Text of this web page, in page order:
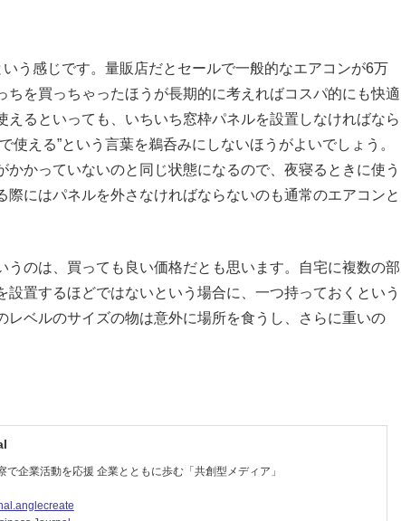
いう感じです。量販店だとセールで一般的なエアコンが6万
ちを買っちゃったほうが長期的に考えればコスパ的にも快適
えるといっても、いちいち窓枠パネルを設置しなければなら
使える”という言葉を鵜呑みにしないほうがよいでしょう。
かかっていないのと同じ状態になるので、夜寝るときに使う
にはパネルを外さなければならないのも通常のエアコンと
のは、買っても良い価格だとも思います。自宅に複数の部
設置するほどではないという場合に、一つ持っておくという
レベルのサイズの物は意外に場所を食うし、さらに重いの
で企業活動を応援 企業とともに歩む「共創型メディア」